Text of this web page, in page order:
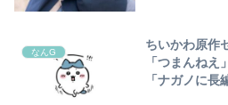
なんG
ちいかわ原作
「つまんねえ
「ナガノに長